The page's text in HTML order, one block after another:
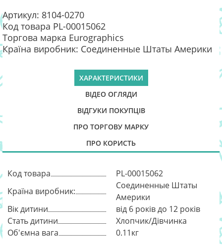
Артикул: 8104-0270
Код товара PL-00015062
Торгова марка Eurographics
Країна виробник: Соединенные Штаты Америки
ХАРАКТЕРИСТИКИ
ВІДЕО ОГЛЯДИ
ВІДГУКИ ПОКУПЦІВ
ПРО ТОРГОВУ МАРКУ
ПРО КОРИСТЬ
Код товара
PL-00015062
Країна виробник:
Соединенные Штаты
Америки
Вік дитини
від 6 років до 12 років
Стать дитини
Хлопчик/Дівчинка
Об'ємна вага
0.11кг